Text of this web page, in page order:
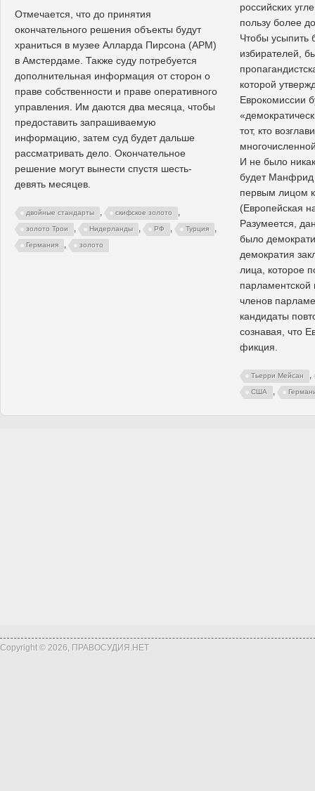
Отмечается, что до принятия
окончательного решения объекты будут
храниться в музее Алларда Пирсона (APM)
в Амстердаме. Также суду потребуется
дополнительная информация от сторон о
праве собственности и праве оперативного
управления. Им даются два месяца, чтобы
предоставить запрашиваемую
информацию, затем суд будет дальше
рассматривать дело. Окончательное
решение могут вынести спустя шесть-
девять месяцев.
двойные стандарты , скифское золото ,
золото Трои , Нидерланды , РФ , Турция ,
Германия , золото
российских
пользу более
Чтобы усыпить
избирателей,
которой
Еврокомиссии
тот, кто
И не было
будет
первым лицом
(Европейская
Разумеется,
было
демократия
лица, которое
парламентской
членов
кандидаты
сознавая, что
фикция.
Тьерри Мейсан ,
США ,
Copyright © 2026, ПРАВОСУДИЯ.НЕТ